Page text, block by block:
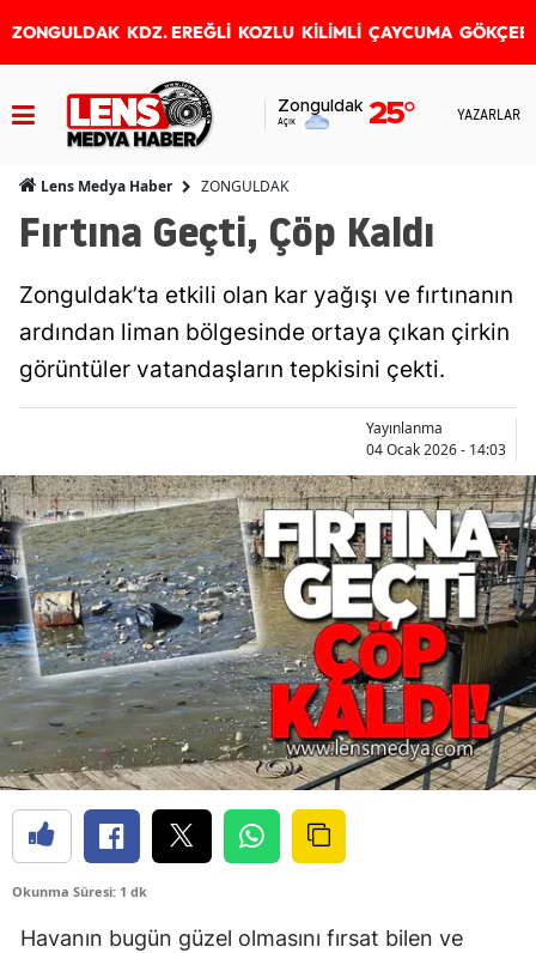
ZONGULDAK KDZ. EREĞLİ KOZLU KİLİMLİ ÇAYCUMA
Zonguldak
Açık 25° YAZARLAR
Lens Medya Haber ZONGULDAK
Fırtına Geçti, Çöp Kaldı
Zonguldak’ta etkili olan kar yağışı ve fırtınanın
ardından liman bölgesinde ortaya çıkan çirkin
görüntüler vatandaşların tepkisini çekti.
Yayınlanma
04 Ocak 2026 - 14:03
Okunma Süresi: 1 dk
Havanın bugün güzel olmasını fırsat bilen ve